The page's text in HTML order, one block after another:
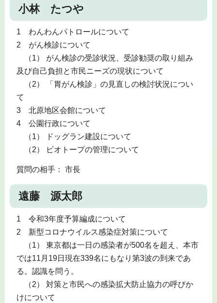
小林 たつや
1 わんわんパトロールについて
2 がん検診について
（1） がん検診の受診状況、受診勧奨の取り組み
及び自己負担と市民ニーズの現状について
（2） 「胃がん検診」の見直しの検討状況につい
て
3 北原地区会館について
4 公園行政について
（1） ドッグラン建設について
（2） ビオトープの管理について
質問の相手： 市長
遠藤 源太郎
1 令和3年度予算編成について
2 新型コロナウイルス感染症対策について
（1） 東京都は一日の感染者が500名を超え、本市
では11月19日現在339名にもなり第3波の到来であ
る。認識を問う。
（2） 対策と市民への感染拡大防止協力の呼びか
けについて